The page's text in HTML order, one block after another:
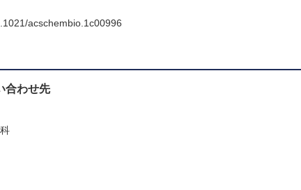
acschembio.1c00996
合わせ先